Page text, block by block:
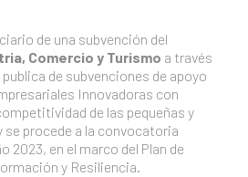
de una subvención del
Comercio y Turismo a través
de subvenciones de apoyo
Innovadoras con
de las pequeñas y
se procede a la convocatoria
2023, en el marco del Plan de
y Resiliencia.